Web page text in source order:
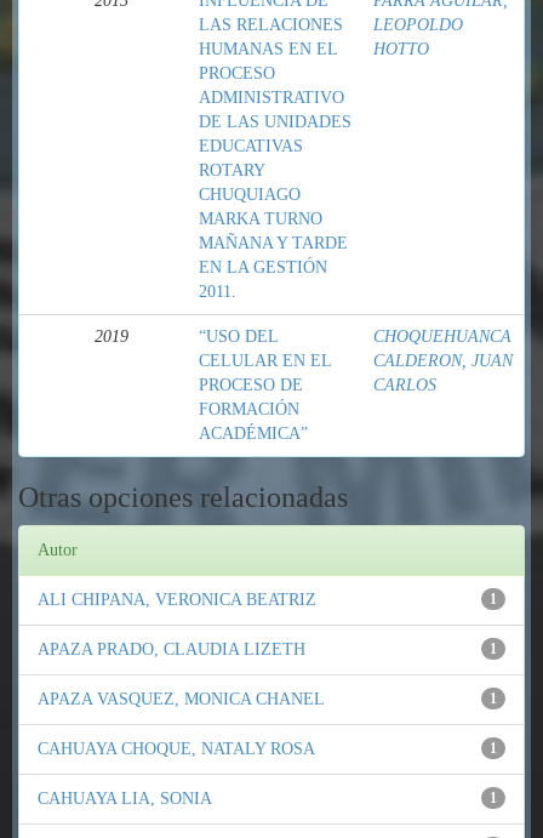
LAS RELACIONES
HUMANAS EN EL
PROCESO
ADMINISTRATIVO
DE LAS UNIDADES
EDUCATIVAS
ROTARY
CHUQUIAGO
MARKA TURNO
MAÑANA Y TARDE
EN LA GESTIÓN
2011.
LEOPOLDO
HOTTO
2019
“USO DEL
CELULAR EN EL
PROCESO DE
FORMACIÓN
ACADÉMICA”
CHOQUEHUANCA
CALDERON, JUAN
CARLOS
Otras opciones relacionadas
Autor
1
ALI CHIPANA, VERONICA BEATRIZ
1
APAZA PRADO, CLAUDIA LIZETH
1
APAZA VASQUEZ, MONICA CHANEL
1
CAHUAYA CHOQUE, NATALY ROSA
1
CAHUAYA LIA, SONIA